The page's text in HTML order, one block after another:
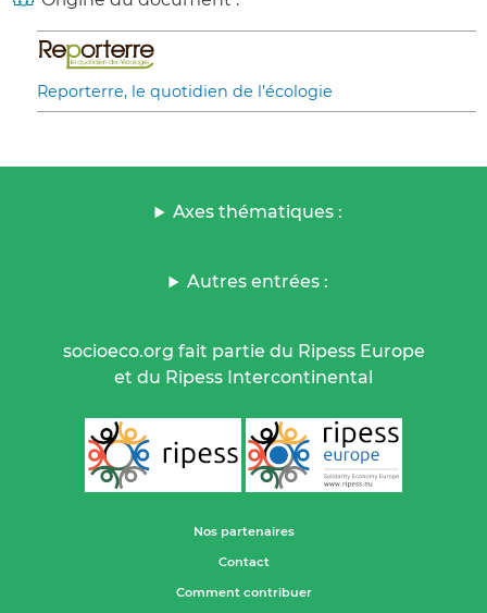
Reporterre, le quotidien de l’écologie
Axes thématiques :
Autres entrées :
socioeco.org fait partie du Ripess Europe
et du Ripess Intercontinental
Nos partenaires
Contact
Comment contribuer